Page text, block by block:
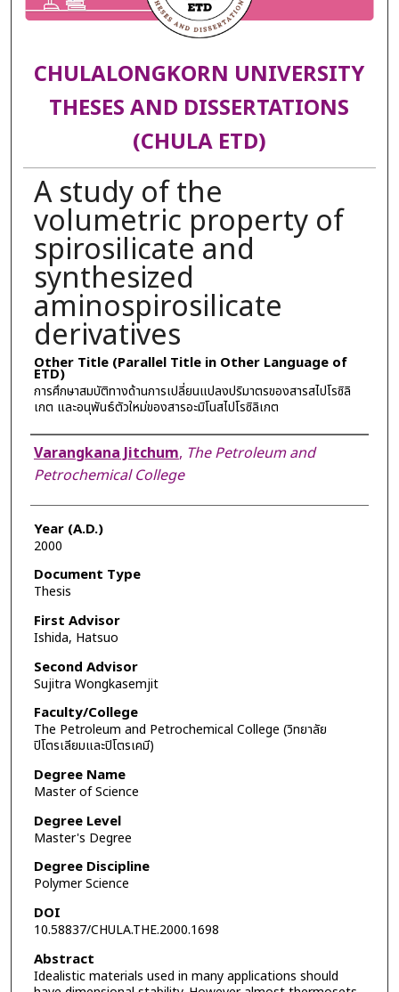
CHULALONGKORN UNIVERSITY
THESES AND DISSERTATIONS
(CHULA ETD)
A study of the
volumetric property of
spirosilicate and
synthesized
aminospirosilicate
derivatives
Other Title (Parallel Title in Other Language of
ETD)
การศึกษาสมบัติทางด้านการเปลี่ยนแปลงปริมาตรของสารสไปโรซิลิ
เกต และอนุพันธ์ตัวใหม่ของสารอะมิโนสไปโรซิลิเกต
Author
Varangkana Jitchum, The Petroleum and
Petrochemical College
Year (A.D.)
2000
Document Type
Thesis
First Advisor
Ishida, Hatsuo
Second Advisor
Sujitra Wongkasemjit
Faculty/College
The Petroleum and Petrochemical College (วิทยาลัย
ปิโตรเลียมและปิโตรเคมี)
Degree Name
Master of Science
Degree Level
Master's Degree
Degree Discipline
Polymer Science
DOI
10.58837/CHULA.THE.2000.1698
Abstract
Idealistic materials used in many applications should